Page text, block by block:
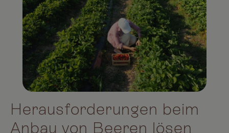
Herausforderungen beim
Anbau von Beeren lösen